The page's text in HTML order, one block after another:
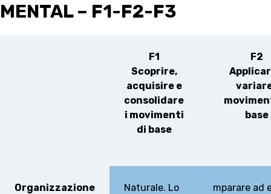
YOUTH
BASKET IN CARROZZINA
MENTAL – F1-F2-F3
F1
Scoprire,
acquisire e
consolidare
i movimenti
di base
F2
base
Organizzazione
Naturale. Lo
mparare ad